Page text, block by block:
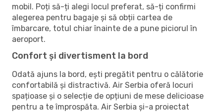
mobil. Poți să-ți alegi locul preferat, să-ți confirmi
alegerea pentru bagaje și să obții cartea de
îmbarcare, totul chiar înainte de a pune piciorul în
aeroport.
Confort și divertisment la bord
Odată ajuns la bord, ești pregătit pentru o călătorie
confortabilă și distractivă. Air Serbia oferă locuri
spațioase și o selecție de opțiuni de mese delicioase
pentru a te împrospăta. Air Serbia și-a proiectat